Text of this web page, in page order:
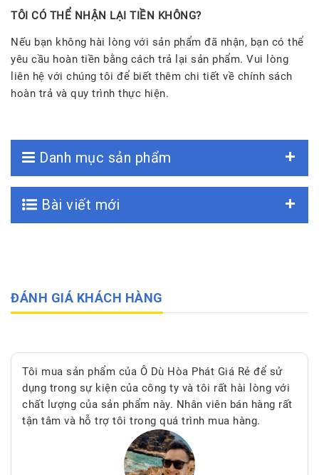
TÔI CÓ THỂ NHẬN LẠI TIỀN KHÔNG?
Nếu bạn không hài lòng với sản phẩm đã nhận, bạn có thể
yêu cầu hoàn tiền bằng cách trả lại sản phẩm. Vui lòng
liên hệ với chúng tôi để biết thêm chi tiết về chính sách
hoàn trả và quy trình thực hiện.
Danh mục sản phẩm
Bài viết mới
ĐÁNH GIÁ KHÁCH HÀNG
Tôi mua sản phẩm của Ô Dù Hòa Phát Giá Rẻ để sử
dụng trong sự kiện của công ty và tôi rất hài lòng với
chất lượng của sản phẩm này. Nhân viên bán hàng rất
tận tâm và hỗ trợ tôi trong quá trình mua hàng.